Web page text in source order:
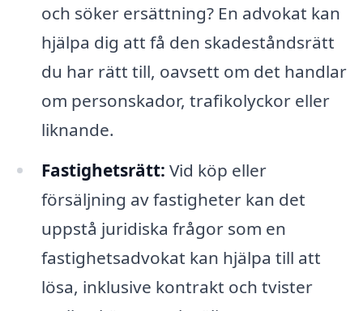
och söker ersättning? En advokat kan
hjälpa dig att få den skadeståndsrätt
du har rätt till, oavsett om det handlar
om personskador, trafikolyckor eller
liknande.
Fastighetsrätt: Vid köp eller
försäljning av fastigheter kan det
uppstå juridiska frågor som en
fastighetsadvokat kan hjälpa till att
lösa, inklusive kontrakt och tvister